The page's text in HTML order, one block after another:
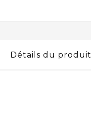
Détails du produit